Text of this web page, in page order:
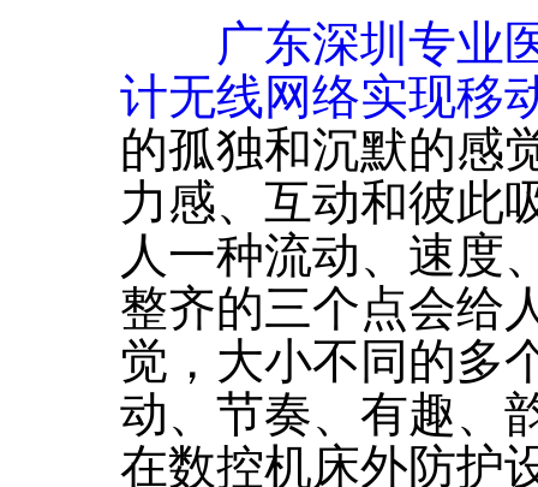
广东深圳专业
计无线网络实现移
的孤独和沉默的感
力感、互动和彼此
人一种流动、速度
整齐的三个点会给
觉，大小不同的多
动、节奏、有趣、
在数控机床外防护